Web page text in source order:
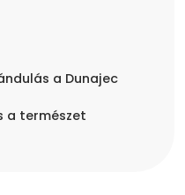
a Dunajec
a természet